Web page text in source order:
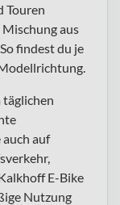
Touren
aus
findest du je
täglichen
auf
E-Bike
Nutzung